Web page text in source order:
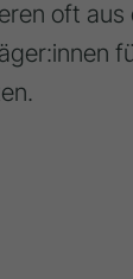
oft aus